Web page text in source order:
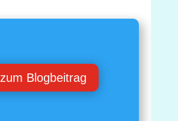
zum Blogbeitrag